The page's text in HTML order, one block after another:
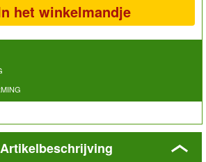
het winkelmandje
Artikelbeschrijving